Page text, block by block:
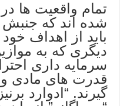
تمام واقعیت ها
شده اند که جنبش
باید از اهداف
دیگری که به
سرمایه داری
قدرت های مادی
گیرند. “ادوارد